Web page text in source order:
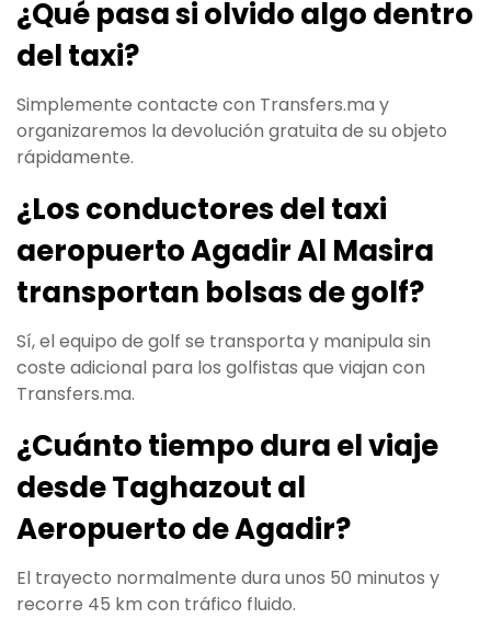
¿Qué pasa si olvido algo dentro
del taxi?
Simplemente contacte con Transfers.ma y
organizaremos la devolución gratuita de su objeto
rápidamente.
¿Los conductores del taxi
aeropuerto Agadir Al Masira
transportan bolsas de golf?
Sí, el equipo de golf se transporta y manipula sin
coste adicional para los golfistas que viajan con
Transfers.ma.
¿Cuánto tiempo dura el viaje
desde Taghazout al
Aeropuerto de Agadir?
El trayecto normalmente dura unos 50 minutos y
recorre 45 km con tráfico fluido.